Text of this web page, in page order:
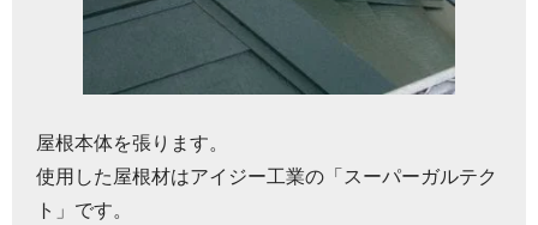
屋根本体を張ります。
使用した屋根材はアイジー工業の「スーパーガルテク
ト」です。